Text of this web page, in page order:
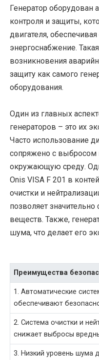
Генератор оборудован
контроля и защиты,
двигателя,
энергоснабжение.
возникновения
защиту как самого
оборудования.
Один из главных
генераторов – это их
Часто использование
сопряжено с
окружающую среду.
Onis VISA F 201 в
очистки и
позволяет
веществ. Также,
шума, что делает его
Преимущества
1. Автоматические
обеспечивают
2. Система очистки и
снижает выбросы
3. Низкий уровень шума